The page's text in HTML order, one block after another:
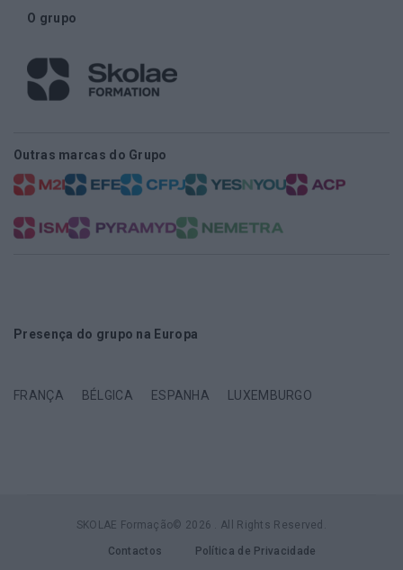
O grupo
Outras marcas do Grupo
Presença do grupo na Europa
FRANÇA BÉLGICA ESPANHA LUXEMBURGO
SKOLAE Formação© 2026 . All Rights Reserved.
Contactos Política de Privacidade